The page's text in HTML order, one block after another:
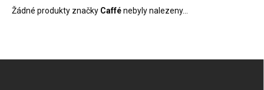
Žádné produkty značky Caffénebyly nalezeny...